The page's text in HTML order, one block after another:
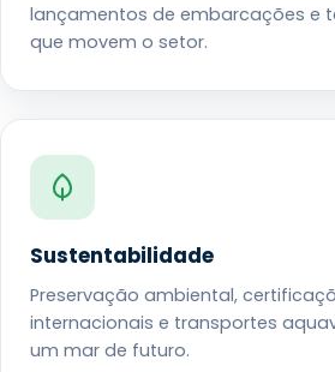
lançamentos de embarcações e
que movem o setor.
Sustentabilidade
Preservação ambiental,
internacionais e transportes
um mar de futuro.